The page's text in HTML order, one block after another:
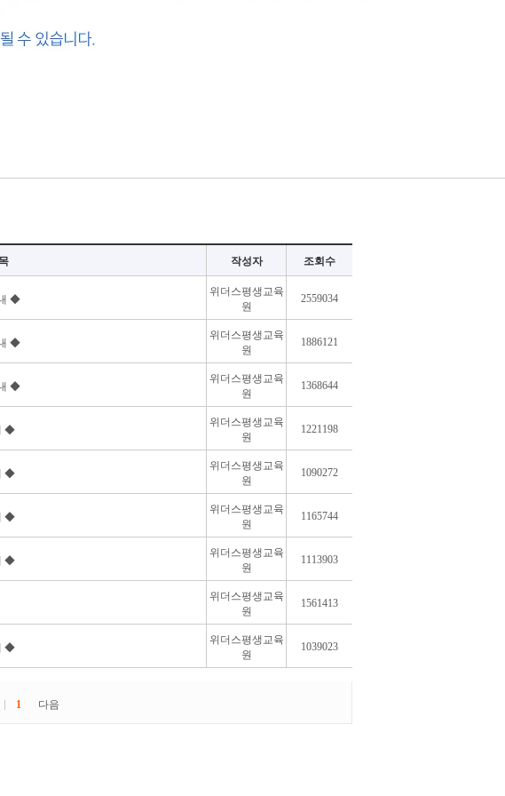
작성자 조회수
◆
위더스평생교육
원
2559034
◆
위더스평생교육
원
1886121
◆
위더스평생교육
원
1368644
◆
위더스평생교육
원
1221198
◆
위더스평생교육
원
1090272
◆
위더스평생교육
원
1165744
◆
위더스평생교육
원
1113903
위더스평생교육
원
1561413
◆
위더스평생교육
원
1039023
1 다음